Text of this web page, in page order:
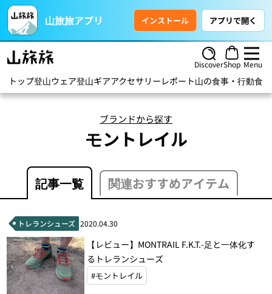
山旅旅アプリ インストール アプリで開く
DiscoverShop Menu
トップ登山ウェア登山ギアアクセサリー レポート山の食事・行動食
ブランドから探す
モントレイル
記事一覧 関連おすすめアイテム
トレランシューズ 2020.04.30
【レビュー】MONTRAIL F.K.T.-足と一体化す
るトレランシューズ
#モントレイル